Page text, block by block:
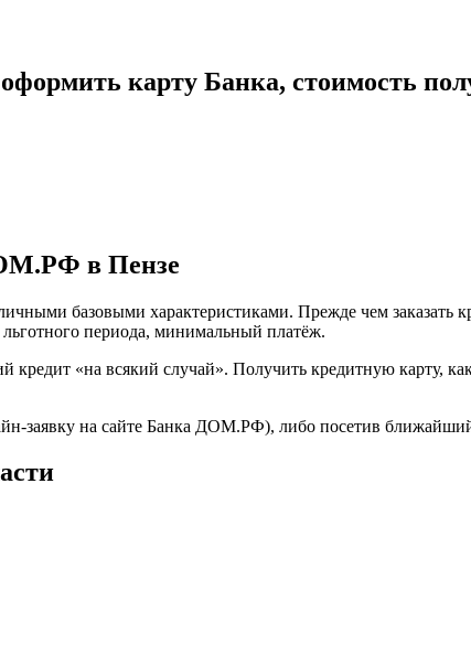
карту Банка, стоимость
в Пензе
базовыми характеристиками. Прежде чем заказать
периода, минимальный платёж.
«на всякий случай». Получить кредитную карту,
заявку на сайте Банка ДОМ.РФ), либо посетив